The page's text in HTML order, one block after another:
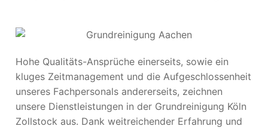
Hohe Qualitäts-Ansprüche einerseits, sowie ein
kluges Zeitmanagement und die Aufgeschlossenheit
unseres Fachpersonals andererseits, zeichnen
unsere Dienstleistungen in der Grundreinigung Köln
Zollstock aus. Dank weitreichender Erfahrung und